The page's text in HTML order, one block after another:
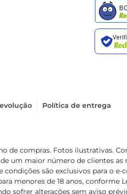
Política de entrega
de compras. Fotos ilustrativas.
um maior número de clientes
são exclusivos para o
menores de 18 anos, conforme
sofrer alterações sem aviso